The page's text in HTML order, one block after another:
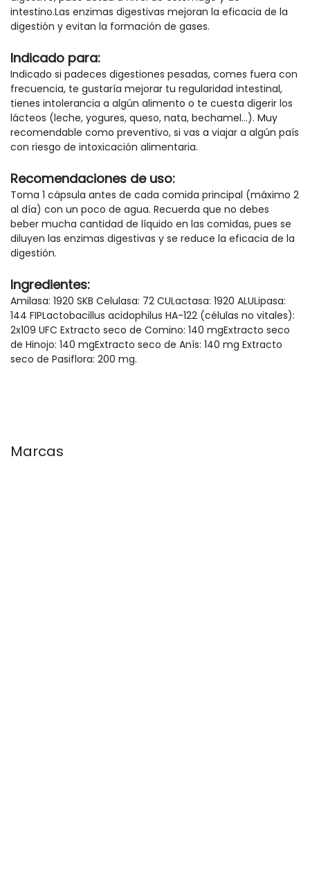
intestino.Las enzimas digestivas mejoran la eficacia de la
digestión y evitan la formación de gases.
Indicado para:
Indicado si padeces digestiones pesadas, comes fuera con
frecuencia, te gustaría mejorar tu regularidad intestinal,
tienes intolerancia a algún alimento o te cuesta digerir los
lácteos (leche, yogures, queso, nata, bechamel…). Muy
recomendable como preventivo, si vas a viajar a algún país
con riesgo de intoxicación alimentaria.
Recomendaciones de uso:
Toma 1 cápsula antes de cada comida principal (máximo 2
al día) con un poco de agua. Recuerda que no debes
beber mucha cantidad de líquido en las comidas, pues se
diluyen las enzimas digestivas y se reduce la eficacia de la
digestión.
Ingredientes:
Amilasa: 1920 SKB Celulasa: 72 CULactasa: 1920 ALULipasa:
144 FIPLactobacillus acidophilus HA-122 (células no vitales):
2x109 UFC Extracto seco de Comino: 140 mgExtracto seco
de Hinojo: 140 mgExtracto seco de Anís: 140 mg Extracto
seco de Pasiflora: 200 mg.​
Marcas